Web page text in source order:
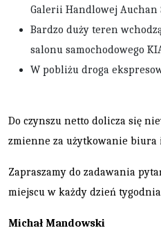
Galerii Handlowej Auchan
Bardzo duży teren
salonu samochodowego
W pobliżu droga
Do czynszu netto dolicza się
zmienne za użytkowanie
Zapraszamy do zadawania
miejscu w każdy dzień
Michał Mandowski